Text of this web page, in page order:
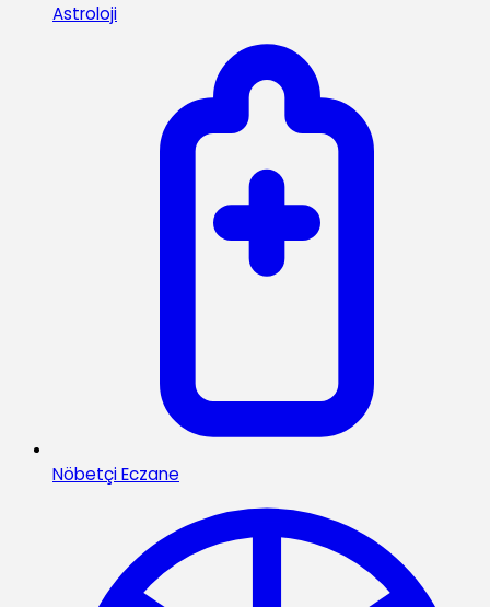
Astroloji
Nöbetçi Eczane